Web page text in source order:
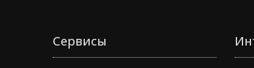
Сервисы